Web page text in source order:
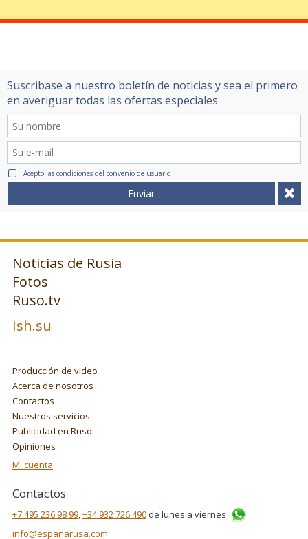
Suscribase a nuestro boletín de noticias y sea el primero
en averiguar todas las ofertas especiales
Acepto las condiciones del convenio de usuario
Enviar
Noticias de Rusia
Fotos
Ruso.tv
Ish.su
Producción de video
Acerca de nosotros
Contactos
Nuestros servicios
Publicidad en Ruso
Opiniones
Mi cuenta
Contactos
+7 495 236 98 99 +34 932 726 490 de lunes a viernes
info@espanarusa.com